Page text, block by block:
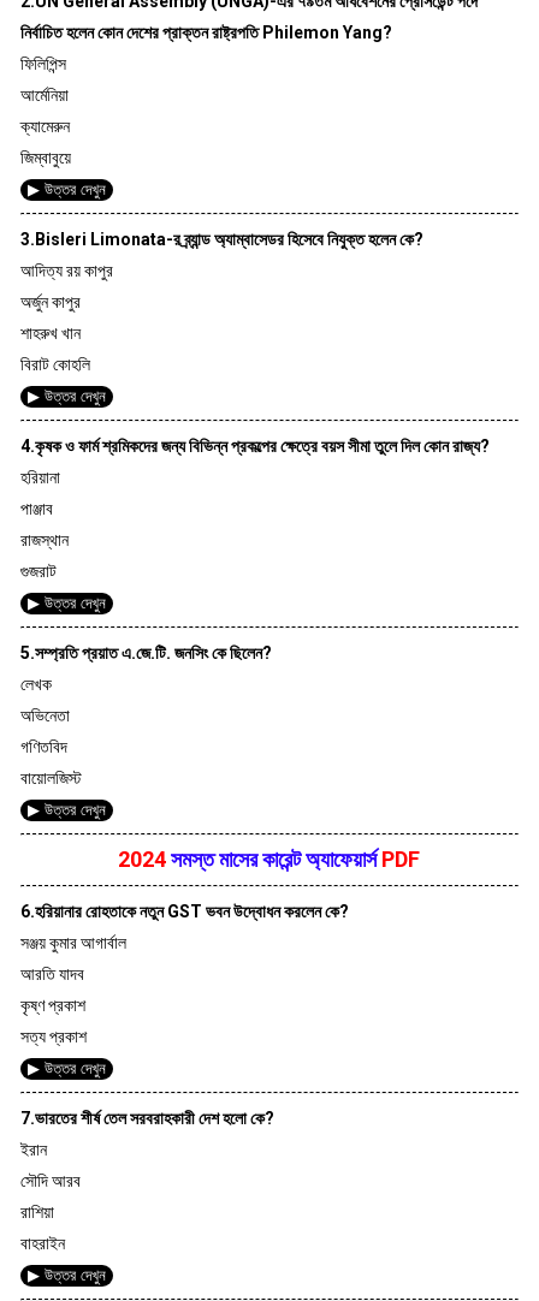
নির্বাচিত হলেন কোন দেশের প্রাক্তন রাষ্ট্রপতি Philemon Yang?
ফিলিপিন্স
আর্মেনিয়া
ক্যামেরুন
জিম্বাবুয়ে
▶ উত্তর দেখুন
3.Bisleri Limonata-র ব্র্যান্ড অ্যাম্বাসেডর হিসেবে নিযুক্ত হলেন কে?
আদিত্য রয় কাপুর
অর্জুন কাপুর
শাহরুখ খান
বিরাট কোহলি
▶ উত্তর দেখুন
4.কৃষক ও ফার্ম শ্রমিকদের জন্য বিভিন্ন প্রকল্পের ক্ষেত্রে বয়স সীমা তুলে দিল কোন রাজ্য?
হরিয়ানা
পাঞ্জাব
রাজস্থান
গুজরাট
▶ উত্তর দেখুন
5.সম্প্রতি প্রয়াত এ.জে.টি. জনসিং কে ছিলেন?
লেখক
অভিনেতা
গণিতবিদ
বায়োলজিস্ট
▶ উত্তর দেখুন
2024সমস্ত মাসের কারেন্ট অ্যাফেয়ার্সPDF
6.হরিয়ানার রোহতাকে নতুন GST ভবন উদ্বোধন করলেন কে?
সঞ্জয় কুমার আগার্বাল
আরতি যাদব
কৃষ্ণ প্রকাশ
সত্য প্রকাশ
▶ উত্তর দেখুন
7.ভারতের শীর্ষ তেল সরবরাহকারী দেশ হলো কে?
ইরান
সৌদি আরব
রাশিয়া
বাহরাইন
▶ উত্তর দেখুন